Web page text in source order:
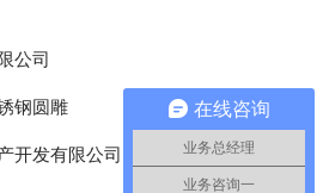
公司
钢圆雕
开发有限公司
在线咨询
业务总经理
业务咨询一